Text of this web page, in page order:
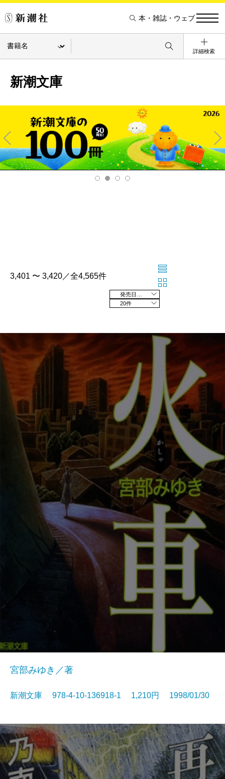
本・雑誌・ウェブ
詳細検索
新潮文庫
Pre
v
Ne
xt
3,401 〜 3,420／全4,565件
20件
宮部みゆき／著
新潮文庫 978-4-10-136918-1 1,210円 1998/01/30